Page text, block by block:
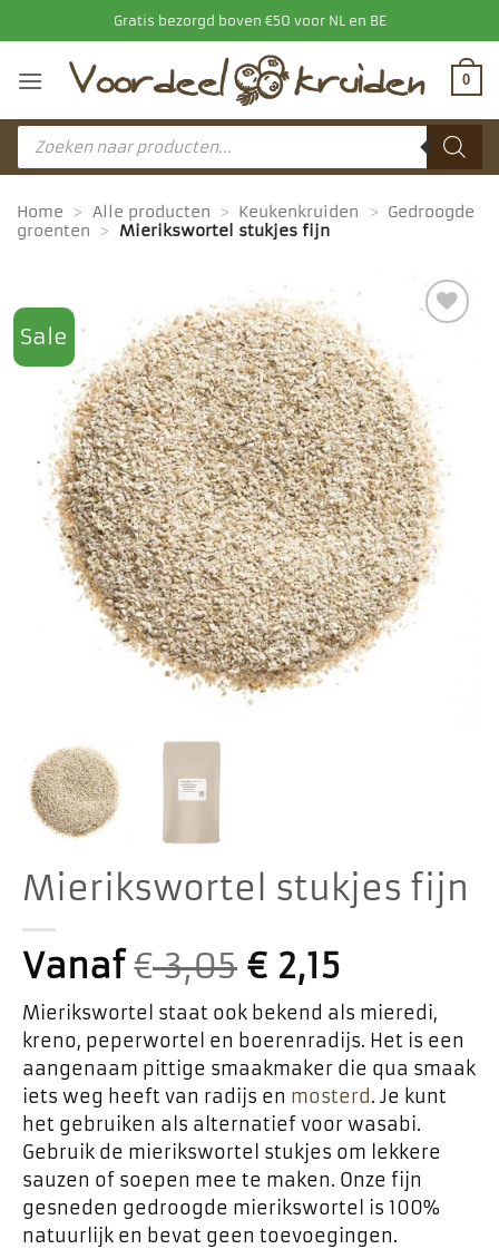
naar
inhoud
Gratis bezorgd boven €50 voor NL en BE
0
Producten
zoeken
Home > Alle producten > Keukenkruiden > Gedroogde
groenten
> Mierikswortel stukjes fijn
Sale
favorieten
Mierikswortel stukjes fijn
Vanaf€3,05 €2,15
Mierikswortel staat ook bekend als mieredi,
kreno, peperwortel en boerenradijs. Het is een
aangenaam pittige smaakmaker die qua smaak
iets weg heeft van radijs en mosterd. Je kunt
het gebruiken als alternatief voor wasabi.
Gebruik de mierikswortel stukjes om lekkere
sauzen of soepen mee te maken. Onze fijn
gesneden gedroogde mierikswortel is 100%
natuurlijk en bevat geen toevoegingen.